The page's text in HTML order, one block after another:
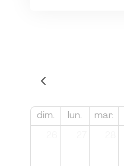
dim. lun. mar.